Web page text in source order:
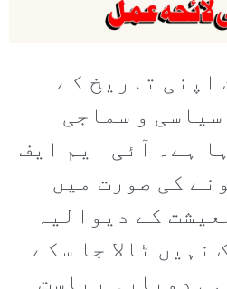
اپنی تاریخ کے
و سماجی
ہے۔ آئی ایم ایف
کی صورت میں
کے دیوالیہ
ٹالا جا سکے